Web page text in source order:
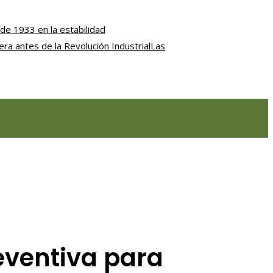
1933 en la estabilidad
antes de la Revolución IndustrialLas
para